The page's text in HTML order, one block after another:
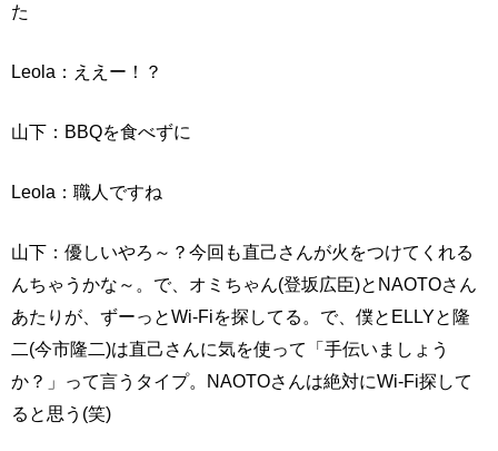
た
Leola：ええー！？
山下：BBQを食べずに
Leola：職人ですね
山下：優しいやろ～？今回も直己さんが火をつけてくれる
んちゃうかな～。で、オミちゃん(登坂広臣)とNAOTOさん
あたりが、ずーっとWi-Fiを探してる。で、僕とELLYと隆
二(今市隆二)は直己さんに気を使って「手伝いましょう
か？」って言うタイプ。NAOTOさんは絶対にWi-Fi探して
ると思う(笑)